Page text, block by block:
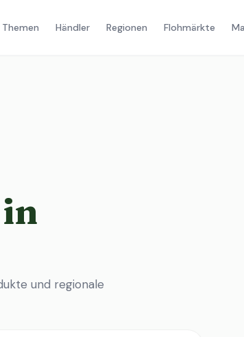
Themen Händler Regionen Flohmärkte
und regionale